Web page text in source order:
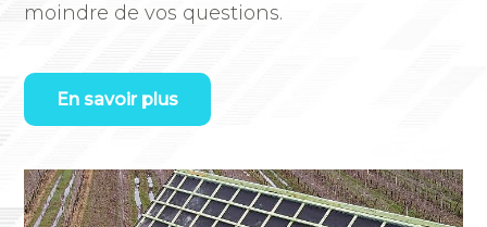
moindre de vos questions.
En savoir plus